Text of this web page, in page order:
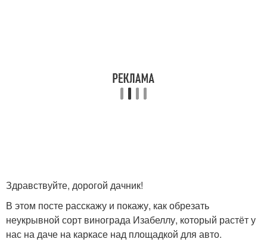
Здравствуйте, дорогой дачник!
В этом посте расскажу и покажу, как обрезать
неукрывной сорт винограда Изабеллу, который растёт у
нас на даче на каркасе над площадкой для авто.